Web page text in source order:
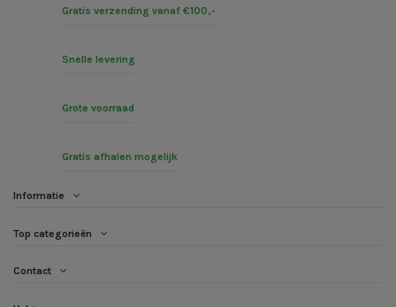
Gratis verzending vanaf €100,-
Snelle levering
Grote voorraad
Gratis afhalen mogelijk
Informatie
Top categorieën
Contact